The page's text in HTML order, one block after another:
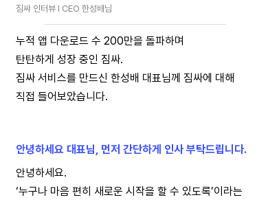
짐싸 인터뷰 I CEO 한성배님
누적 앱 다운로드 수 200만을 돌파하며
탄탄하게 성장 중인 짐싸.
짐싸 서비스를 만드신 한성배 대표님께 짐싸에 대해
직접 들어보았습니다.
안녕하세요 대표님, 먼저 간단하게 인사 부탁드립니다.
안녕하세요.
‘누구나 마음 편히 새로운 시작을 할 수 있도록’이라는